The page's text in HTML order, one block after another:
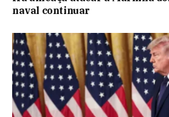
naval continuar